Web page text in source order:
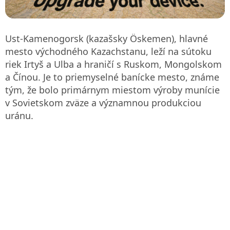
Ust-Kamenogorsk (kazašsky Öskemen), hlavné
mesto východného Kazachstanu, leží na sútoku
riek Irtyš a Ulba a hraničí s Ruskom, Mongolskom
a Čínou. Je to priemyselné banícke mesto, známe
tým, že bolo primárnym miestom výroby munície
v Sovietskom zväze a významnou produkciou
uránu.